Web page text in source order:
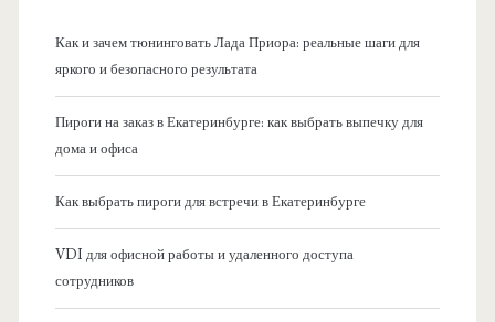
Как и зачем тюнинговать Лада Приора: реальные шаги для
яркого и безопасного результата
Пироги на заказ в Екатеринбурге: как выбрать выпечку для
дома и офиса
Как выбрать пироги для встречи в Екатеринбурге
VDI для офисной работы и удаленного доступа
сотрудников